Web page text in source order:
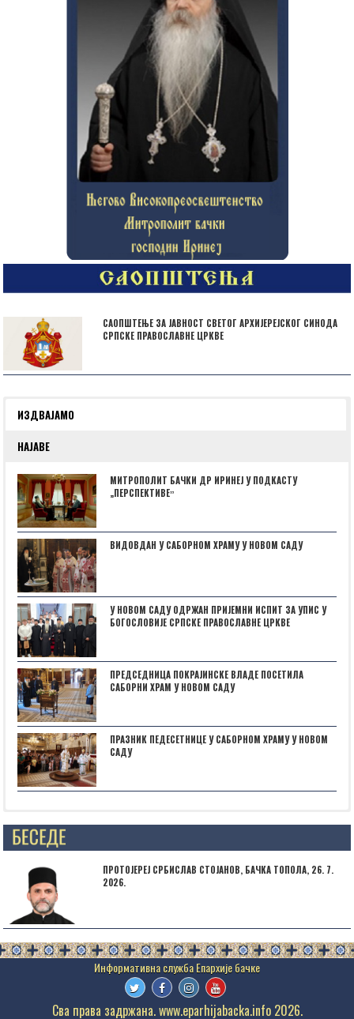
САОПШТЕЊЕ ЗА ЈАВНОСТ СВЕТОГ АРХИЈЕРЕЈСКОГ СИНОДА
СРПСКЕ ПРАВОСЛАВНЕ ЦРКВЕ
ИЗДВАЈАМО
НАЈАВЕ
МИТРОПОЛИТ БАЧКИ ДР ИРИНЕЈ У ПОДКАСТУ
„ПЕРСПЕКТИВЕˮ
ВИДОВДАН У САБОРНОМ ХРАМУ У НОВОМ САДУ
У НОВОМ САДУ ОДРЖАН ПРИЈЕМНИ ИСПИТ ЗА УПИС У
БОГОСЛОВИЈЕ СРПСКЕ ПРАВОСЛАВНЕ ЦРКВЕ
ПРЕДСЕДНИЦА ПОКРАЈИНСКЕ ВЛАДЕ ПОСЕТИЛА
САБОРНИ ХРАМ У НОВОМ САДУ
ПРАЗНИК ПЕДЕСЕТНИЦЕ У САБОРНОМ ХРАМУ У НОВОМ
САДУ
Posts not found
ПРОТОЈЕРЕЈ СРБИСЛАВ СТОЈАНОВ, БАЧКА ТОПОЛА, 26. 7.
2026.
Сва права задржана. www.eparhijabacka.info 2026.